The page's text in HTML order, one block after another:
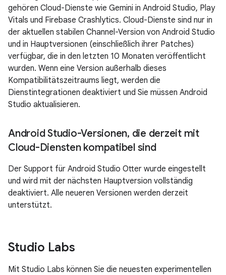
gehören Cloud-Dienste wie Gemini in Android Studio, Play
Vitals und Firebase Crashlytics. Cloud-Dienste sind nur in
der aktuellen stabilen Channel-Version von Android Studio
und in Hauptversionen (einschließlich ihrer Patches)
verfügbar, die in den letzten 10 Monaten veröffentlicht
wurden. Wenn eine Version außerhalb dieses
Kompatibilitätszeitraums liegt, werden die
Dienstintegrationen deaktiviert und Sie müssen Android
Studio aktualisieren.
Android Studio-Versionen, die derzeit mit
Cloud-Diensten kompatibel sind
Der Support für Android Studio Otter wurde eingestellt
und wird mit der nächsten Hauptversion vollständig
deaktiviert. Alle neueren Versionen werden derzeit
unterstützt.
Studio Labs
Mit Studio Labs können Sie die neuesten experimentellen